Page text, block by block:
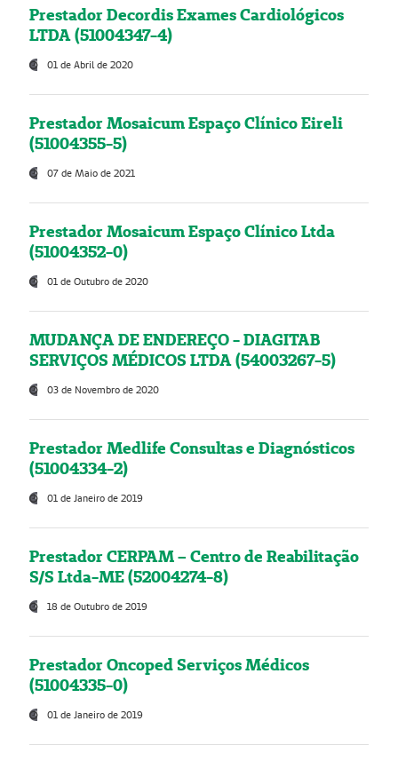
Prestador Decordis Exames Cardiológicos
LTDA (51004347-4)
01 de Abril de 2020
Prestador Mosaicum Espaço Clínico Eireli
(51004355-5)
07 de Maio de 2021
Prestador Mosaicum Espaço Clínico Ltda
(51004352-0)
01 de Outubro de 2020
MUDANÇA DE ENDEREÇO - DIAGITAB
SERVIÇOS MÉDICOS LTDA (54003267-5)
03 de Novembro de 2020
Prestador Medlife Consultas e Diagnósticos
(51004334-2)
01 de Janeiro de 2019
Prestador CERPAM – Centro de Reabilitação
S/S Ltda-ME (52004274-8)
18 de Outubro de 2019
Prestador Oncoped Serviços Médicos
(51004335-0)
01 de Janeiro de 2019